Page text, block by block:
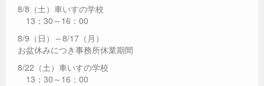
8/8（土）車いすの学校
13：30～16：00
8/9（日）～8/17（月）
お盆休みにつき事務所休業期間
8/22（土）車いすの学校
13：30～16：00